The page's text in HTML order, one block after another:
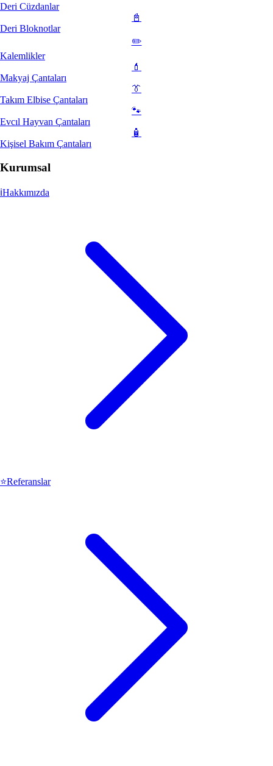
Deri Cüzdanlar
📓
Deri Bloknotlar
✏️
Kalemlikler
💄
Makyaj Çantaları
👔
Takım Elbise Çantaları
🐾
Evcıl Hayvan Çantaları
🧴
Kişisel Bakım Çantaları
Kurumsal
ℹ️Hakkımızda
⭐Referanslar